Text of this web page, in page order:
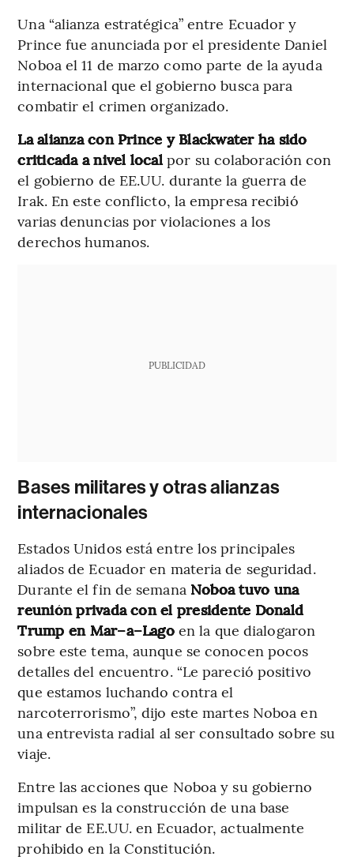
Una “alianza estratégica” entre Ecuador y
Prince fue anunciada por el presidente Daniel
Noboa el 11 de marzo como parte de la ayuda
internacional que el gobierno busca para
combatir el crimen organizado.
La alianza con Prince y Blackwater ha sido
criticada a nivel localpor su colaboración con
el gobierno de EE.UU. durante la guerra de
Irak. En este conflicto, la empresa recibió
varias denuncias por violaciones a los
derechos humanos.
PUBLICIDAD
Bases militares y otras alianzas
internacionales
Estados Unidos está entre los principales
aliados de Ecuador en materia de seguridad.
Durante el fin de semana Noboa tuvo una
reunión privada con el presidente Donald
Trump en Mar–a–Lagoen la que dialogaron
sobre este tema, aunque se conocen pocos
detalles del encuentro. “Le pareció positivo
que estamos luchando contra el
narcoterrorismo”, dijo este martes Noboa en
una entrevista radial al ser consultado sobre su
viaje.
Entre las acciones que Noboa y su gobierno
impulsan es la construcción de una base
militar de EE.UU. en Ecuador, actualmente
prohibido en la Constitución.